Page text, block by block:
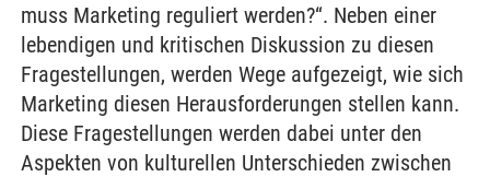
muss Marketing reguliert werden?“. Neben einer
lebendigen und kritischen Diskussion zu diesen
Fragestellungen, werden Wege aufgezeigt, wie sich
Marketing diesen Herausforderungen stellen kann.
Diese Fragestellungen werden dabei unter den
Aspekten von kulturellen Unterschieden zwischen